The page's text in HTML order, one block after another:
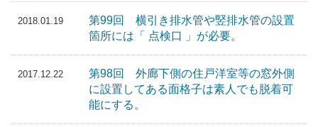
2018.01.19
第99回 横引き排水管や竪排水管の設置
箇所には「 点検口 」が必要。
2017.12.22
第98回 外廊下側の住戸洋室等の窓外側
に設置してある面格子は素人でも脱着可
能にする。